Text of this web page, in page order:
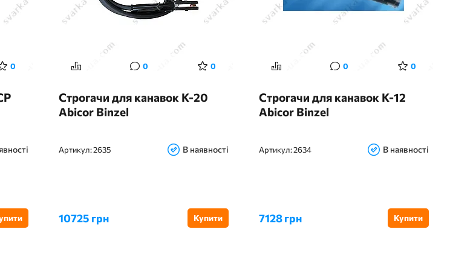
0 0 0
Строгачи для канавок К-20
Abicor Binzel
Артикул:2635 В наявності
10725 грн Купити
0 0
Строгачи для канавок К-12
Abicor Binzel
Артикул:2634 В наявності
7128 грн Купити